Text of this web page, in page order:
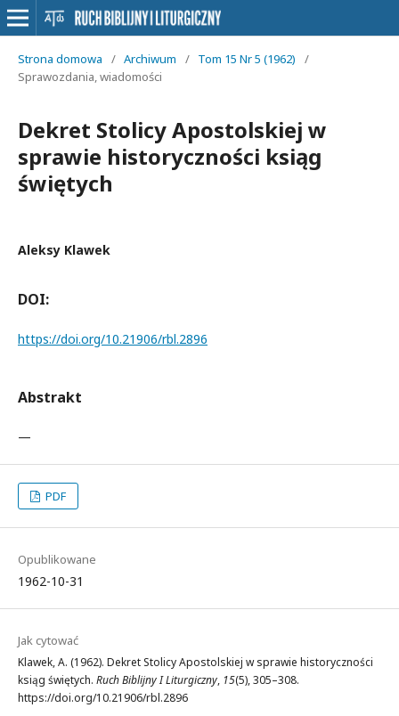
Strona domowa / Archiwum / Tom 15 Nr 5 (1962)
/
Sprawozdania, wiadomości
Dekret Stolicy Apostolskiej w
sprawie historyczności ksiąg
świętych
Aleksy Klawek
DOI:
https://doi.org/10.21906/rbl.2896
Abstrakt
—
PDF
Opublikowane
1962-10-31
Jak cytować
Klawek, A. (1962). Dekret Stolicy Apostolskiej w sprawie historyczności
ksiąg świętych. Ruch Biblijny I Liturgiczny, 15(5), 305–308.
https://doi.org/10.21906/rbl.2896